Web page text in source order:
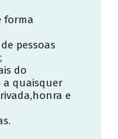
forma
pessoas
do
a quaisquer
e